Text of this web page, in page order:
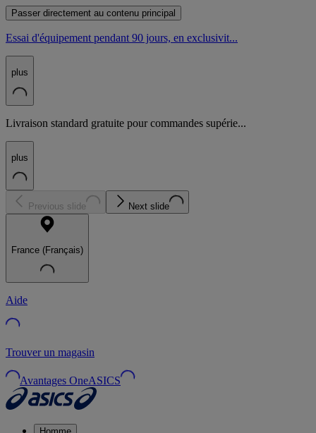
Passer directement au contenu principal
Essai d'équipement pendant 90 jours, en exclusivit...
plus
Livraison standard gratuite pour commandes supérie...
plus
Previous slide Next slide
France (Français)
Aide
Trouver un magasin
Avantages OneASICS